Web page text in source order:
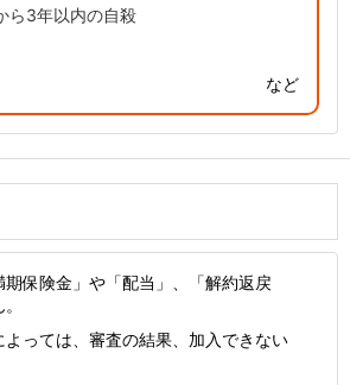
ら3年以内の自殺
など
期保険金」や「配当」、「解約返戻
っては、審査の結果、加入できない